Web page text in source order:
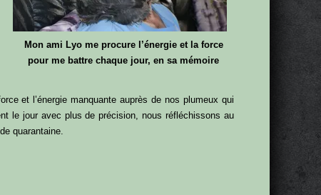
Mon ami Lyo me procure l’énergie et la force
pour me battre chaque jour, en sa mémoire
et l’énergie manquante auprès de nos plumeux qui
le jour avec plus de précision, nous réfléchissons au
quarantaine.